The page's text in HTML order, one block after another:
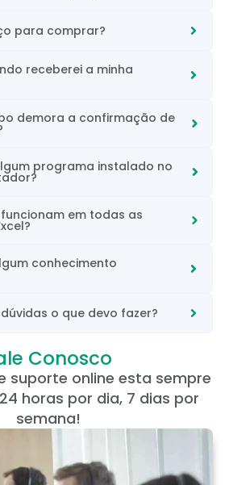
para comprar?
receberei a minha
demora a confirmação de
programa instalado no
em todas as
conhecimento
o que devo fazer?
Conosco
suporte online esta sempre
horas por dia, 7 dias por
semana!